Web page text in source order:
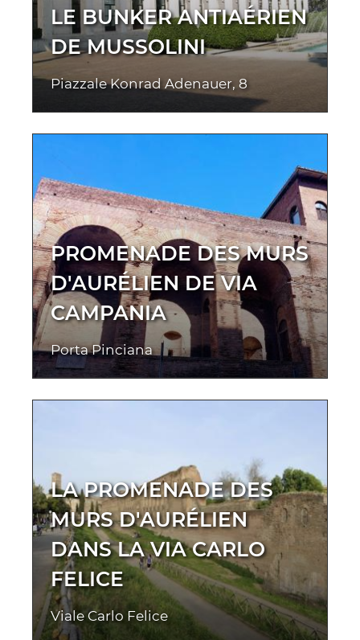
LE BUNKER ANTIAÉRIEN
DE MUSSOLINI
Piazzale Konrad Adenauer, 8
PROMENADE DES MURS
D'AURÉLIEN DE VIA
CAMPANIA
Porta Pinciana
LA PROMENADE DES
MURS D'AURÉLIEN
DANS LA VIA CARLO
FELICE
Viale Carlo Felice